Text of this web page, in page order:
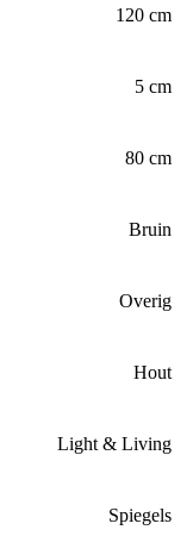
120 cm
5 cm
80 cm
Bruin
Overig
Hout
Light & Living
Spiegels